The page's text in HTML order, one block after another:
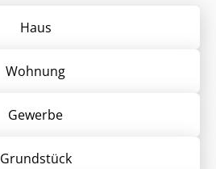
Haus
Wohnung
Gewerbe
Grund­stück